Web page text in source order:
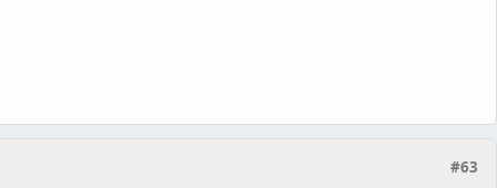
#63